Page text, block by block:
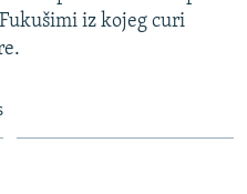
iz kojeg curi